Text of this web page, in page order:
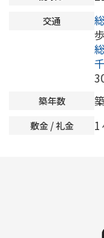
交通
築年数
敷金 / 礼金 1